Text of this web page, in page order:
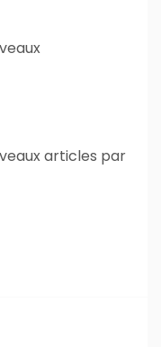
articles par